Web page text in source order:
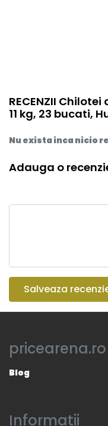
RECENZII
11 kg, 23 bucati,
Nu exista inca nicio
Adauga o
Salveaza
pricearena.ro
Blog
Informatii